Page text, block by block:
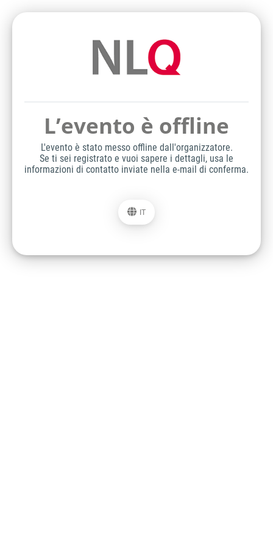
L’evento è offline
L'evento è stato messo offline dall'organizzatore.
Se ti sei registrato e vuoi sapere i dettagli, usa le
informazioni di contatto inviate nella e-mail di conferma.
IT